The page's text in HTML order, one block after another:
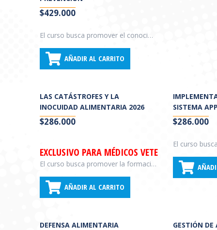
$429.000
El curso busca promover el conocimiento sobre los diferentes agentes infecciosos capaces de generar una enfermedad transmitida por alimentos. A partir de ello, brindar herramientas para su diagnóstico, control y prevención.
AÑADIR AL CARRITO
LAS CATÁSTROFES Y LA
INOCUIDAD ALIMENTARIA 2026
$286.000
EXCLUSIVO PARA MÉDICOS VETERINARIOS
El curso busca promover la formación de los profesionales en las causas y efectos de catástrofes naturales y provocadas por el hombre y sus actividades; y propiciar la aplicación de criterios sanitarios destinados a la protección de los alimentos y la salud de los consumidores en situaciones de vulnerabilidad.
AÑADIR AL CARRITO
SISTEMA
$286.000
DEFENSA ALIMENTARIA
GESTIÓN DE